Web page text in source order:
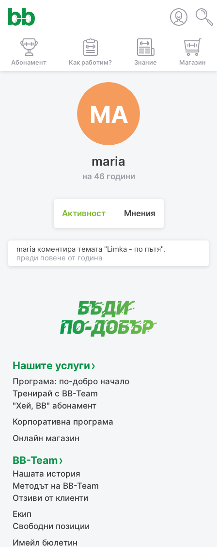
Абонамент Как работим? Знание Магазин
MA
maria
на 46 години
Активност Мнения
maria коментира темата "Limka - по пътя".
преди повече от година
Нашите услуги
Програма: по-добро начало
Тренирай с BB-Team
"Хей, ВВ" абонамент
Корпоративна програма
Онлайн магазин
BB-Team
Нашата история
Методът на BB-Team
Отзиви от клиенти
Екип
Свободни позиции
Имейл бюлетин